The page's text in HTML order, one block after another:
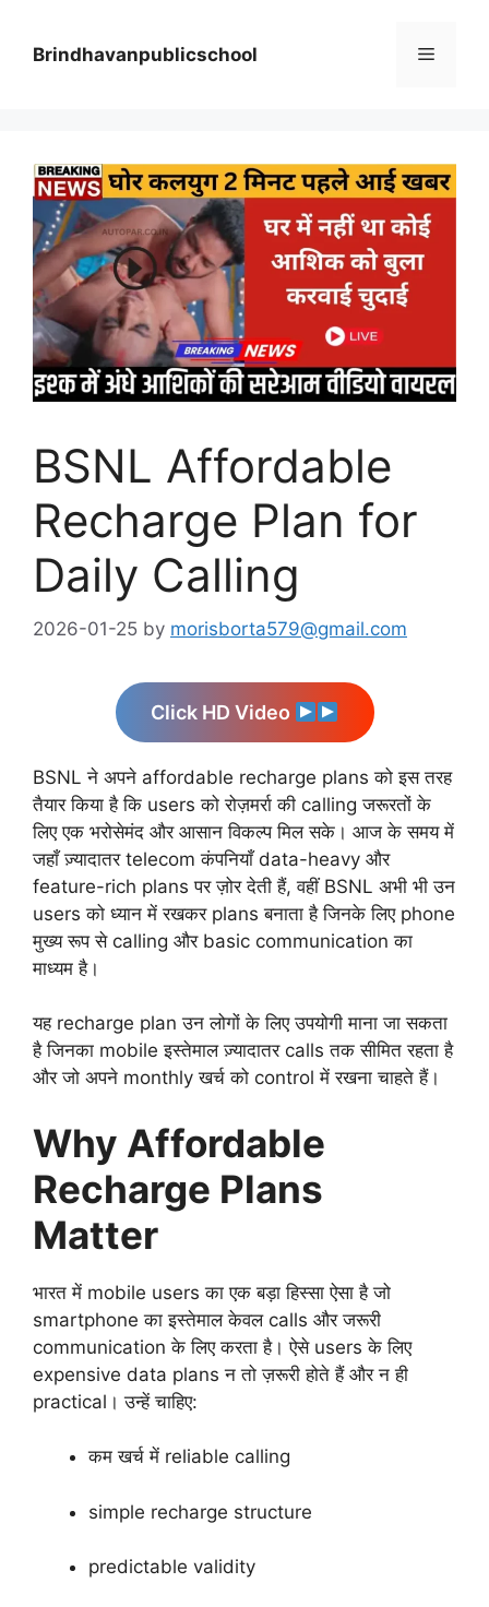
content
Brindhavanpublicschool Menu
BSNL Affordable
Recharge Plan for
Daily Calling
2026-01-25 by morisborta579@gmail.com
Click HD Video
BSNL ने अपने affordable recharge plans को इस तरह
तैयार किया है कि users को रोज़मर्रा की calling जरूरतों के
लिए एक भरोसेमंद और आसान विकल्प मिल सके। आज के समय में
जहाँ ज़्यादातर telecom कंपनियाँ data-heavy और
feature-rich plans पर ज़ोर देती हैं, वहीं BSNL अभी भी उन
users को ध्यान में रखकर plans बनाता है जिनके लिए phone
मुख्य रूप से calling और basic communication का
माध्यम है।
यह recharge plan उन लोगों के लिए उपयोगी माना जा सकता
है जिनका mobile इस्तेमाल ज़्यादातर calls तक सीमित रहता है
और जो अपने monthly खर्च को control में रखना चाहते हैं।
Why Affordable
Recharge Plans
Matter
भारत में mobile users का एक बड़ा हिस्सा ऐसा है जो
smartphone का इस्तेमाल केवल calls और जरूरी
communication के लिए करता है। ऐसे users के लिए
expensive data plans न तो ज़रूरी होते हैं और न ही
practical। उन्हें चाहिए:
कम खर्च में reliable calling
simple recharge structure
predictable validity